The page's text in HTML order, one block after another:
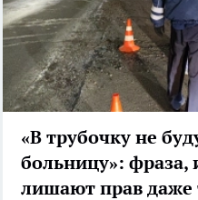
«В трубочку не
больницу»: фраза,
лишают прав даже